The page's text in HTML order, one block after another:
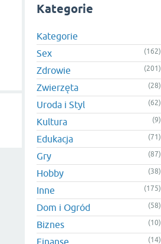
Kategorie
Kategorie
Sex
(162)
Zdrowie (201)
Zwierzęta (28)
Uroda i Styl (62)
Kultura (9)
Edukacja (71)
Gry (87)
Hobby (38)
Inne (175)
Dom i Ogród (58)
Biznes (10)
Finanse (14)